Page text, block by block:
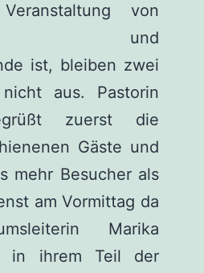
von
und
ist, bleiben zwei
nicht aus. Pastorin
zuerst die
Gäste und
mehr Besucher als
am Vormittag da
Marika
in ihrem Teil der